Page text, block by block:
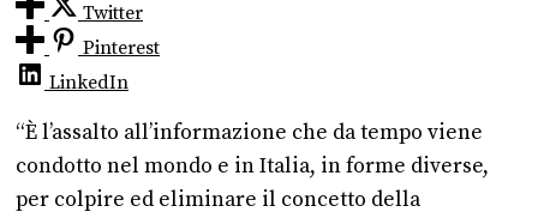
Twitter
Pinterest
LinkedIn
“È l’assalto all’informazione che da tempo viene
condotto nel mondo e in Italia, in forme diverse,
per colpire ed eliminare il concetto della